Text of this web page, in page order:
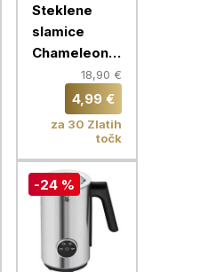
Steklene
slamice
Chameleon,
16 slamic, 9
18,90 €
4,99 €
za 30 Zlatih
točk
-24 %